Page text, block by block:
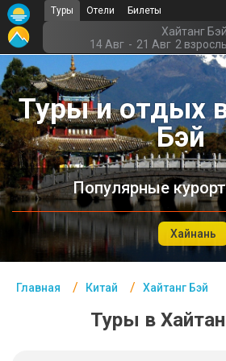
Туры Отели Билеты
Хайтанг Бэй
14 Авг - 21 Авг 2
Туры и отдых
Бэй
Популярные
Хайнань
Главная Китай Хайтанг Бэй
Туры в
Главная
Китай- Курорты
Офис г. Москва
Помощь
Подборки отелей
Турция
Таиланд
ОАЭ
Египет